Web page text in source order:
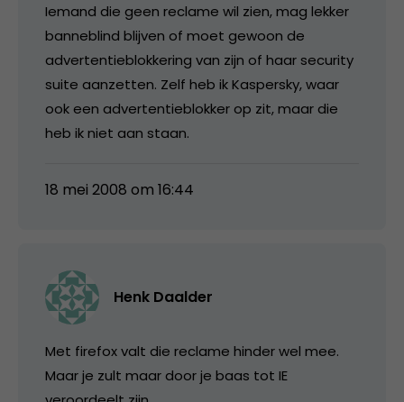
Iemand die geen reclame wil zien, mag lekker
banneblind blijven of moet gewoon de
advertentieblokkering van zijn of haar security
suite aanzetten. Zelf heb ik Kaspersky, waar
ook een advertentieblokker op zit, maar die
heb ik niet aan staan.
18 mei 2008 om 16:44
Henk Daalder
Met firefox valt die reclame hinder wel mee.
Maar je zult maar door je baas tot IE